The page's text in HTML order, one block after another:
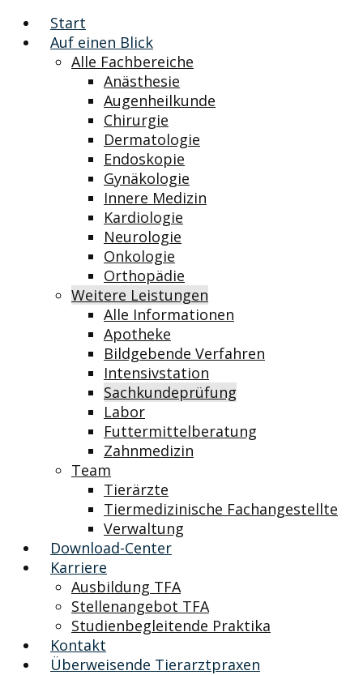
Start
Auf einen Blick
Alle Fachbereiche
Anästhesie
Augenheilkunde
Chirurgie
Dermatologie
Endoskopie
Gynäkologie
Innere Medizin
Kardiologie
Neurologie
Onkologie
Orthopädie
Weitere Leistungen
Alle Informationen
Apotheke
Bildgebende Verfahren
Intensivstation
Sachkundeprüfung
Labor
Futtermittelberatung
Zahnmedizin
Team
Tierärzte
Tiermedizinische Fachangestellte
Verwaltung
Download-Center
Karriere
Ausbildung TFA
Stellenangebot TFA
Studienbegleitende Praktika
Kontakt
Überweisende Tierarztpraxen